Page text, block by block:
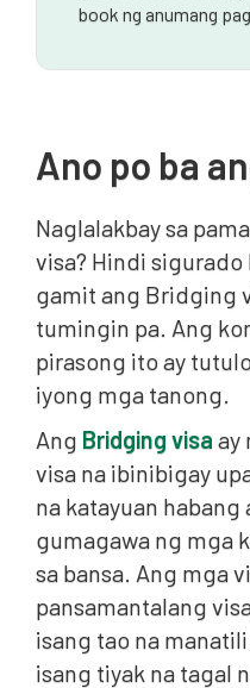
book ng anumang
Ano po ba
Naglalakbay sa
visa? Hindi
gamit ang Bridging
tumingin pa. Ang
pirasong ito ay
iyong mga tanong.
Ang Bridging visa ay
visa na ibinibigay
na katayuan habang
gumagawa ng mga
sa bansa. Ang mga
pansamantalang
isang tao na
isang tiyak na tagal